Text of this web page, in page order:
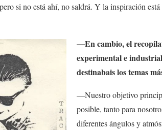
si no está ahí, no saldrá. Y la inspiración
—En cambio, el
experimental e
destinabais los temas
—Nuestro objetivo
posible, tanto para
diferentes ángulos y